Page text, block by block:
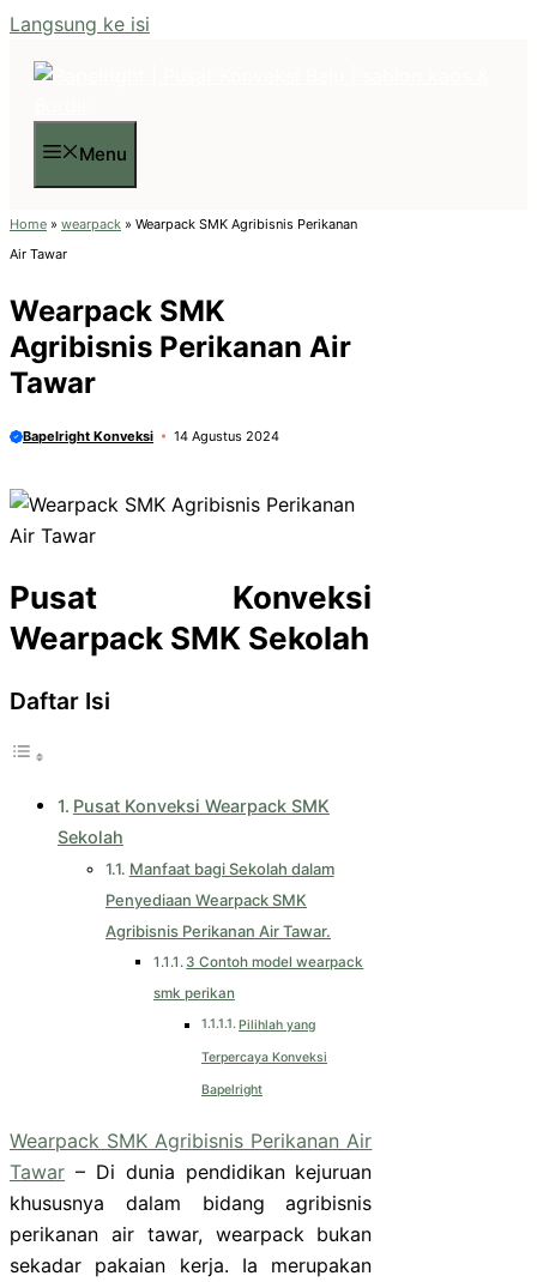
Langsung ke isi
Menu
Home » wearpack » Wearpack SMK Agribisnis Perikanan
Air Tawar
Wearpack SMK
Agribisnis Perikanan Air
Tawar
Bapelright Konveksi 14 Agustus 2024
Pusat Konveksi
Wearpack SMK Sekolah
Daftar Isi
Pusat Konveksi Wearpack SMK
Sekolah
Manfaat bagi Sekolah dalam
Penyediaan Wearpack SMK
Agribisnis Perikanan Air Tawar.
3 Contoh model wearpack
smk perikan
Pilihlah yang
Terpercaya Konveksi
Bapelright
Wearpack SMK Agribisnis Perikanan Air
Tawar – Di dunia pendidikan kejuruan
khususnya dalam bidang agribisnis
perikanan air tawar, wearpack bukan
sekadar pakaian kerja. Ia merupakan